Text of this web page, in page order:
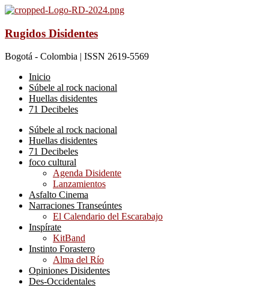
Rugidos Disidentes
Bogotá - Colombia | ISSN 2619-5569
Inicio
Súbele al rock nacional
Huellas disidentes
71 Decibeles
Súbele al rock nacional
Huellas disidentes
71 Decibeles
foco cultural
Agenda Disidente
Lanzamientos
Asfalto Cinema
Narraciones Transeúntes
El Calendario del Escarabajo
Inspírate
KitBand
Instinto Forastero
Alma del Río
Opiniones Disidentes
Des-Occidentales